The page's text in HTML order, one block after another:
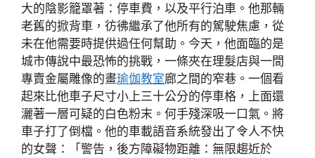
大的陰影籠罩著：停車費，以及平行泊車。他那輛
老舊的掀背車，彷彿繼承了他所有的駕駛焦慮，從
未在他需要時提供過任何幫助。今天，他面臨的是
城市傳說中最恐怖的挑戰，一條夾在理髮店與一間
專賣金屬雕像的畫瑜伽教室廊之間的窄巷。一個看
起來比他車子尺寸小上三十公分的停車格，上面還
灑著一層可疑的白色粉末。何手殘深吸一口氣。將
車子打了倒檔。他的車載語音系統發出了令人不快
的女聲：「警告，後方障礙物距離：無限趨近於